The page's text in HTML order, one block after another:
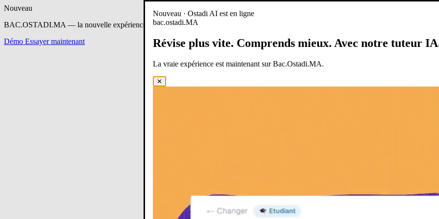
Nouveau
BAC.OSTADI.MA — la nouvelle expérience d’apprentissage est en ligne
Démo Essayer maintenant
Nouveau · Ostadi AI est en ligne
bac.ostadi.MA
Révise plus vite. Comprends mieux. Avec notre tuteur
La vraie expérience est maintenant sur Bac.Ostadi.MA.
✕